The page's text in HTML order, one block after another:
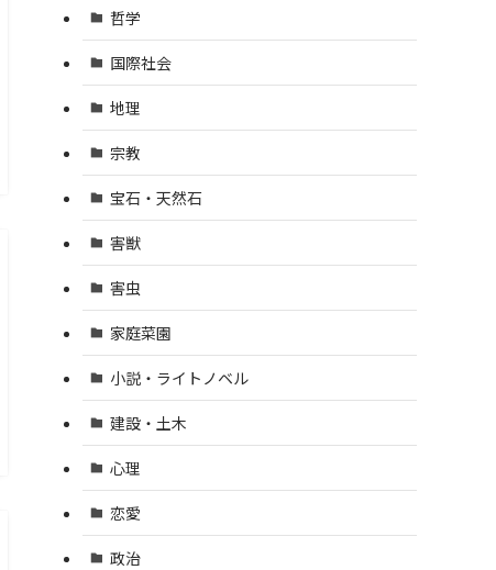
哲学
国際社会
地理
宗教
宝石・天然石
害獣
害虫
家庭菜園
小説・ライトノベル
建設・土木
心理
恋愛
政治